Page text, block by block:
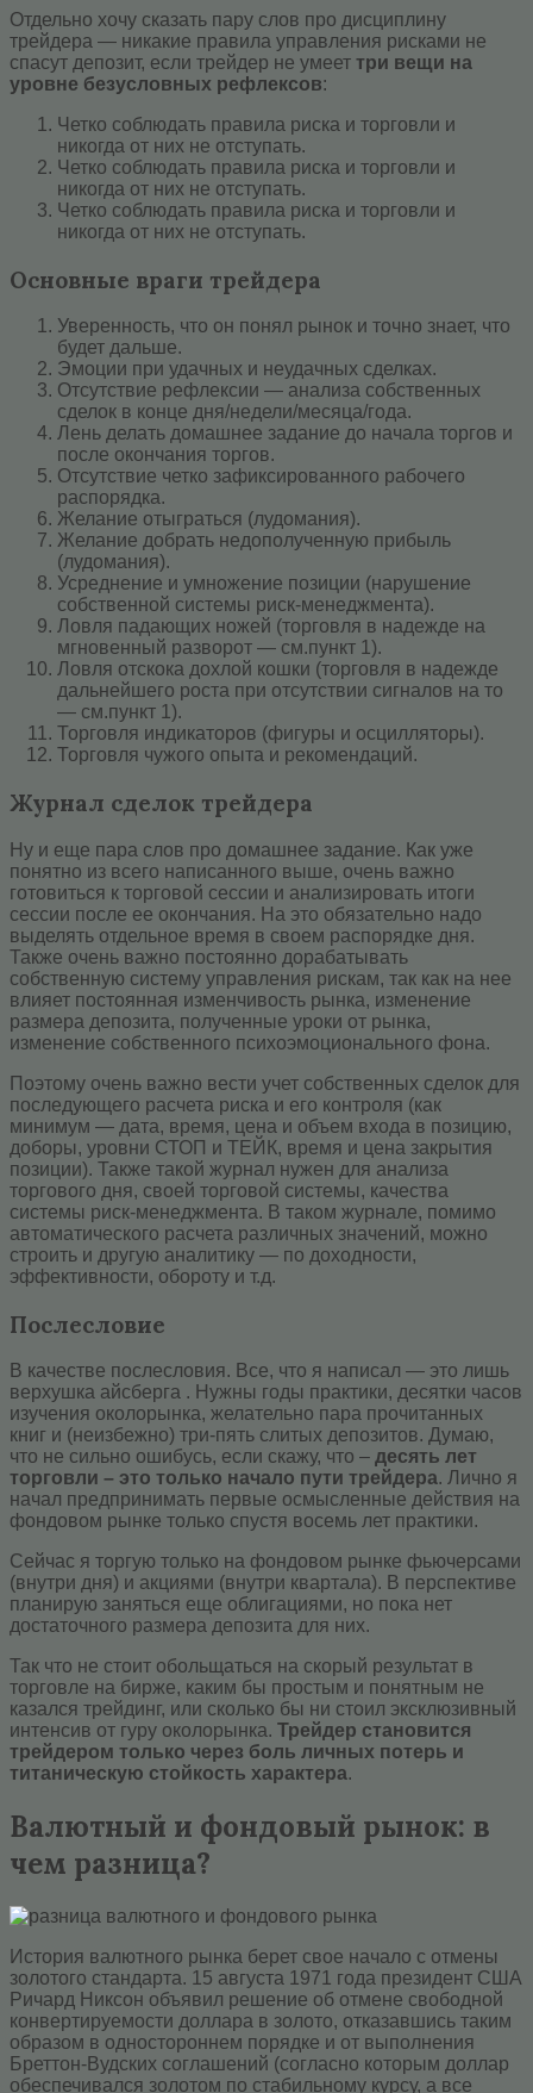
Отдельно хочу сказать пару слов про дисциплину
трейдера — никакие правила управления рисками не
спасут депозит, если трейдер не умеет три вещи на
уровне безусловных рефлексов:
Четко соблюдать правила риска и торговли и
никогда от них не отступать.
Четко соблюдать правила риска и торговли и
никогда от них не отступать.
Четко соблюдать правила риска и торговли и
никогда от них не отступать.
Основные враги трейдера
Уверенность, что он понял рынок и точно знает, что
будет дальше.
Эмоции при удачных и неудачных сделках.
Отсутствие рефлексии — анализа собственных
сделок в конце дня/недели/месяца/года.
Лень делать домашнее задание до начала торгов и
после окончания торгов.
Отсутствие четко зафиксированного рабочего
распорядка.
Желание отыграться (лудомания).
Желание добрать недополученную прибыль
(лудомания).
Усреднение и умножение позиции (нарушение
собственной системы риск-менеджмента).
Ловля падающих ножей (торговля в надежде на
мгновенный разворот — см.пункт 1).
Ловля отскока дохлой кошки (торговля в надежде
дальнейшего роста при отсутствии сигналов на то
— см.пункт 1).
Торговля индикаторов (фигуры и осцилляторы).
Торговля чужого опыта и рекомендаций.
Журнал сделок трейдера
Ну и еще пара слов про домашнее задание. Как уже
понятно из всего написанного выше, очень важно
готовиться к торговой сессии и анализировать итоги
сессии после ее окончания. На это обязательно надо
выделять отдельное время в своем распорядке дня.
Также очень важно постоянно дорабатывать
собственную систему управления рискам, так как на нее
влияет постоянная изменчивость рынка, изменение
размера депозита, полученные уроки от рынка,
изменение собственного психоэмоционального фона.
Поэтому очень важно вести учет собственных сделок для
последующего расчета риска и его контроля (как
минимум — дата, время, цена и объем входа в позицию,
доборы, уровни СТОП и ТЕЙК, время и цена закрытия
позиции). Также такой журнал нужен для анализа
торгового дня, своей торговой системы, качества
системы риск-менеджмента. В таком журнале, помимо
автоматического расчета различных значений, можно
строить и другую аналитику — по доходности,
эффективности, обороту и т.д.
Послесловие
В качестве послесловия. Все, что я написал — это лишь
верхушка айсберга . Нужны годы практики, десятки часов
изучения околорынка, желательно пара прочитанных
книг и (неизбежно) три-пять слитых депозитов. Думаю,
что не сильно ошибусь, если скажу, что – десять лет
торговли – это только начало пути трейдера. Лично я
начал предпринимать первые осмысленные действия на
фондовом рынке только спустя восемь лет практики.
Сейчас я торгую только на фондовом рынке фьючерсами
(внутри дня) и акциями (внутри квартала). В перспективе
планирую заняться еще облигациями, но пока нет
достаточного размера депозита для них.
Так что не стоит обольщаться на скорый результат в
торговле на бирже, каким бы простым и понятным не
казался трейдинг, или сколько бы ни стоил эксклюзивный
интенсив от гуру околорынка. Трейдер становится
трейдером только через боль личных потерь и
титаническую стойкость характера.
Валютный и фондовый рынок: в
чем разница?
История валютного рынка берет свое начало с отмены
золотого стандарта. 15 августа 1971 года президент США
Ричард Никсон объявил решение об отмене свободной
конвертируемости доллара в золото, отказавшись таким
образом в одностороннем порядке и от выполнения
Бреттон-Вудских соглашений (согласно которым доллар
обеспечивался золотом по стабильному курсу, а все